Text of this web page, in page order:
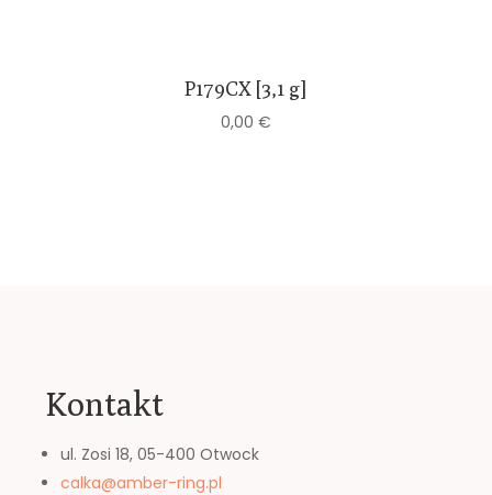
P179CX [3,1 g]
0,00 €
Kontakt
ul. Zosi 18, 05-400 Otwock
calka@amber-ring.pl